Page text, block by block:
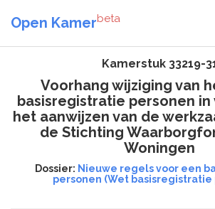
Open Kamerbeta
Kamerstuk 33219-
Voorhang wijziging van
basisregistratie personen
het aanwijzen van de
de Stichting
Woningen
Dossier: Nieuwe regels voor een
personen (Wet basisregistratie